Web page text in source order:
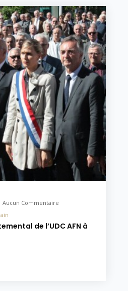
Aucun Commentaire
de l’UDC AFN à